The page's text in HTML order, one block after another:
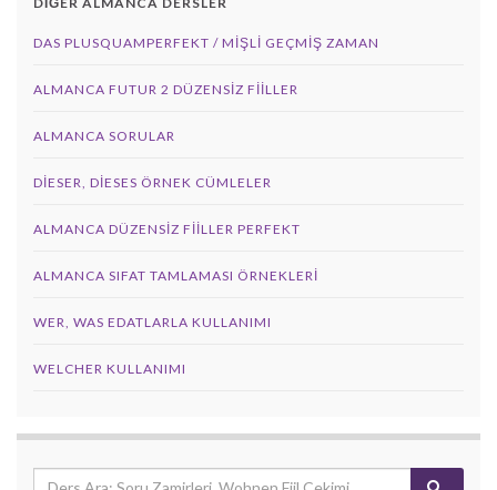
DAS PLUSQUAMPERFEKT / MİŞLİ GEÇMİŞ ZAMAN
ALMANCA FUTUR 2 DÜZENSIZ FIILLER
ALMANCA SORULAR
DIESER, DIESES ÖRNEK CÜMLELER
ALMANCA DÜZENSIZ FIILLER PERFEKT
ALMANCA SIFAT TAMLAMASI ÖRNEKLERI
WER, WAS EDATLARLA KULLANIMI
WELCHER KULLANIMI